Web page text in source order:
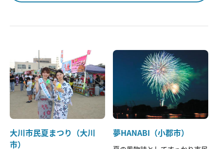
大川市民夏まつり（大川
市）
夢HANABI（小郡市）